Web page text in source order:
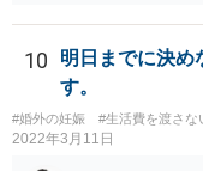
難しいと思われれば、弁
い。 一度、お近くの弁
10
明日までに決め
す。
#婚外の妊娠 #生活費を渡さな
2022年3月11日